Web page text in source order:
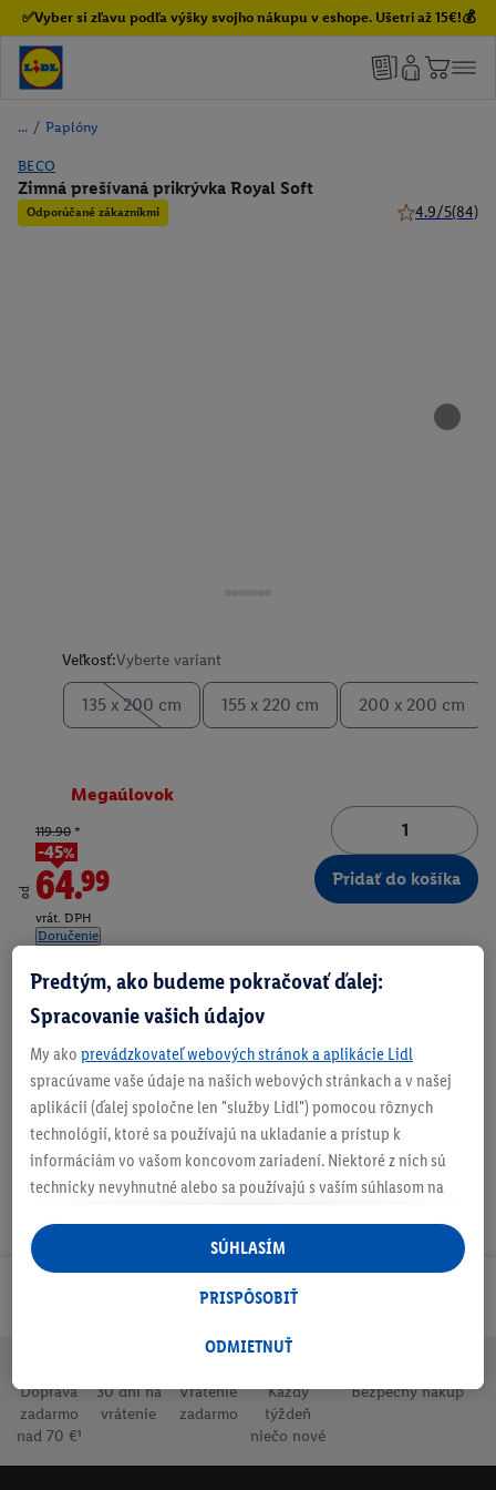
✅Vyber si zľavu podľa výšky svojho nákupu v eshope. Ušetri až 15€!💰
/ Paplóny
BECO
Zimná prešívaná prikrývka Royal Soft
Odporúčané zákazníkmi 4.9/5(84)
Veľkosť:Vyberte variant
135 x 200 cm 155 x 220 cm 200 x 200 cm
Megaúlovok
od
119.90 *
-45%
64.99
vrát. DPH
Doručenie
Pridať do košíka
O produkte
Odoberaj Newsletter!
Doprava
zadarmo
nad 70 €¹
30 dní na
vrátenie
Vrátenie
zadarmo
Každý
týždeň
niečo nové
Bezpečný nákup
Predtým, ako budeme pokračovať ďalej:
Spracovanie vašich údajov
My ako prevádzkovateľ webových stránok a aplikácie Lidl
spracúvame vaše údaje na našich webových stránkach a v našej
aplikácii (ďalej spoločne len "služby Lidl") pomocou rôznych
technológií, ktoré sa používajú na ukladanie a prístup k
informáciám vo vašom koncovom zariadení. Niektoré z nich sú
technicky nevyhnutné alebo sa používajú s vaším súhlasom na
personalizovanú reklamu v rámci služieb Lidl aj mimo nich. Ak
ste účastníkom programu Lidl Plus, na tieto účely sa spracúvajú
aj údaje z vášho nákupného správania v obchode.
následne si vytvoríte účet Lidl Plus alebo sa prihlásite do svojho
tiež vytvoriť špeciálny online identifikátor z e-mailovej adresy,
ktorú tam uvediete, aby sme vás mohli rozpoznať v službách
ODMIETNUŤ
PRISPÔSOBIŤ
SÚHLASÍM